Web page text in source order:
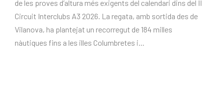
de les proves d’altura més exigents del calendari dins del II
Circuit Interclubs A3 2026. La regata, amb sortida des de
Vilanova, ha plantejat un recorregut de 184 milles
nàutiques fins a les illes Columbretes i...